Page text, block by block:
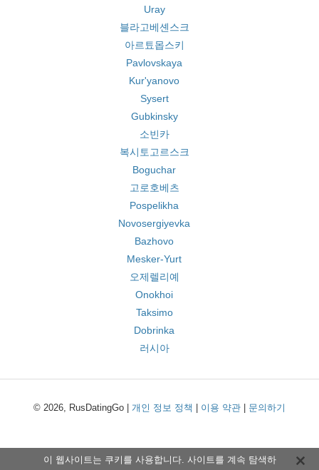
Uray
블라고베셴스크
아르툐몹스키
Pavlovskaya
Kur'yanovo
Sysert
Gubkinsky
소빈카
복시토고르스크
Boguchar
고로호베츠
Pospelikha
Novosergiyevka
Bazhovo
Mesker-Yurt
오제렐리예
Onokhoi
Taksimo
Dobrinka
러시아
© 2026, RusDatingGo | 개인 정보 정책 이용 약관 문의하기
이 웹사이트는 쿠키를 사용합니다. 사이트를 계속 탐색하